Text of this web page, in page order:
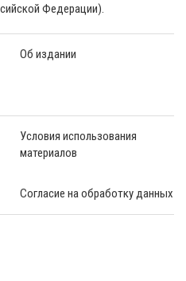
Федерации).
Об издании
Условия использования
материалов
Согласие на обработку данных